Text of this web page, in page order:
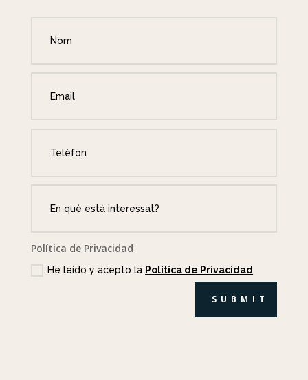
Política de Privacidad
He leído y acepto la Política de Privacidad
SUBMIT